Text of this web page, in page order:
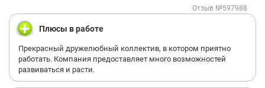
Отзыв №597988
Плюсы в работе
Прекрасный дружелюбный коллектив, в котором приятно
работать. Компания предоставляет много возможностей
развиваться и расти.